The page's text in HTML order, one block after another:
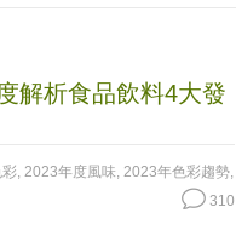
解析食品飲料4大發
, 2023年度風味, 2023年色彩趨勢,
310